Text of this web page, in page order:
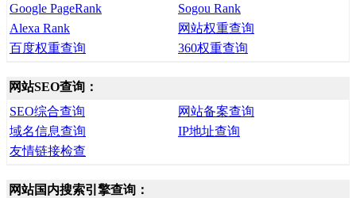
Google PageRank
Sogou Rank
Alexa Rank
网站权重查询
百度权重查询
360权重查询
网站SEO查询：
SEO综合查询
网站备案查询
域名信息查询
IP地址查询
友情链接检查
网站国内搜索引擎查询：